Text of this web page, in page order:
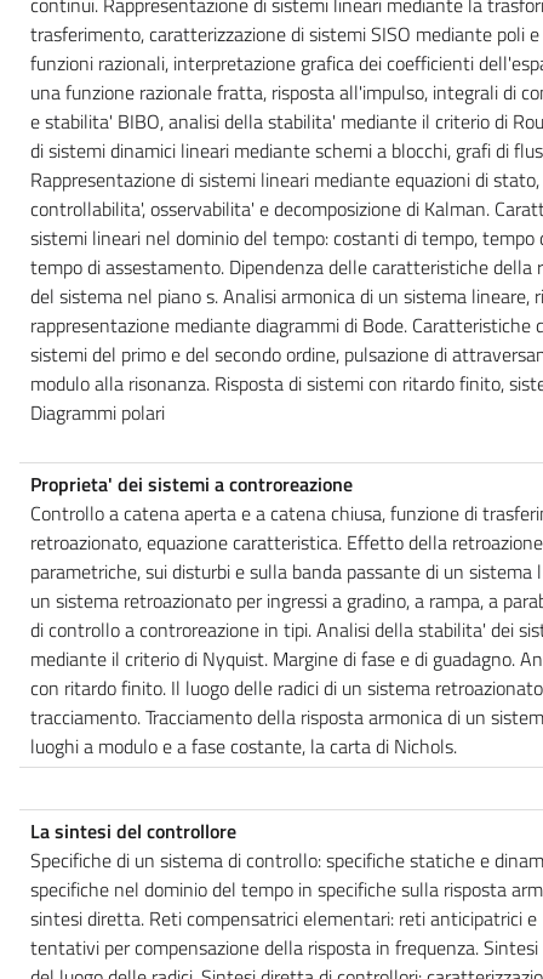
trasferimento, caratterizzazione di sistemi SISO mediante poli
funzioni razionali, interpretazione grafica dei coefficienti
una funzione razionale fratta, risposta all'impulso, integrali di
e stabilita' BIBO, analisi della stabilita' mediante il criterio di
di sistemi dinamici lineari mediante schemi a blocchi, grafi di
Rappresentazione di sistemi lineari mediante equazioni di
controllabilita', osservabilita' e decomposizione di Kalman.
sistemi lineari nel dominio del tempo: costanti di tempo, tempo
tempo di assestamento. Dipendenza delle caratteristiche della
del sistema nel piano s. Analisi armonica di un sistema lineare,
rappresentazione mediante diagrammi di Bode. Caratteristiche
sistemi del primo e del secondo ordine, pulsazione di
modulo alla risonanza. Risposta di sistemi con ritardo finito,
Diagrammi polari
Proprieta' dei sistemi a controreazione
Controllo a catena aperta e a catena chiusa, funzione di
retroazionato, equazione caratteristica. Effetto della
parametriche, sui disturbi e sulla banda passante di un sistema
un sistema retroazionato per ingressi a gradino, a rampa, a
di controllo a controreazione in tipi. Analisi della stabilita' dei
mediante il criterio di Nyquist. Margine di fase e di guadagno.
con ritardo finito. Il luogo delle radici di un sistema
tracciamento. Tracciamento della risposta armonica di un
luoghi a modulo e a fase costante, la carta di Nichols.
La sintesi del controllore
Specifiche di un sistema di controllo: specifiche statiche e
specifiche nel dominio del tempo in specifiche sulla risposta
sintesi diretta. Reti compensatrici elementari: reti anticipatrici
tentativi per compensazione della risposta in frequenza.